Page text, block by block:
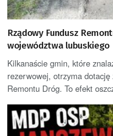
Rządowy Fundusz
województwa lubuskiego
Kilkanaście gmin, które
rezerwowej, otrzyma dotację
Remontu Dróg. To efekt